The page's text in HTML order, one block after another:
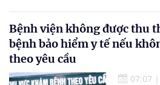
sắc quy
phong –
đại mới
Bệnh viện không được thu
bệnh bảo hiểm y tế nếu
theo yêu cầu
07:07 |